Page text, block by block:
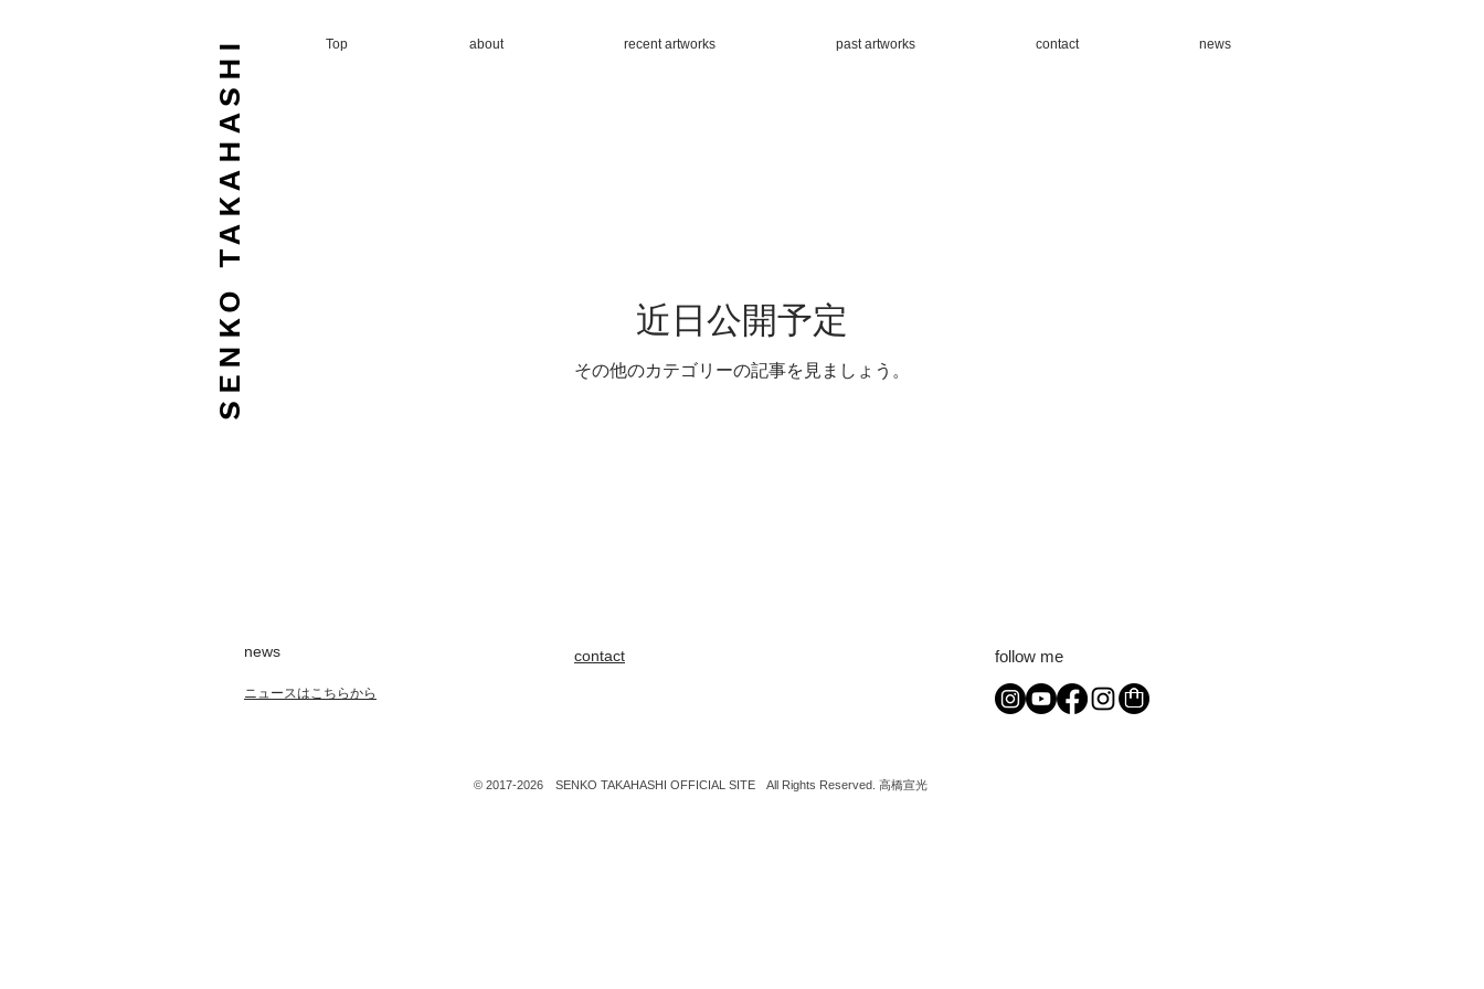
Top about recent artworks past artworks contact news
SENKO TAKAHASHI 近日公開予定
その他のカテゴリーの記事を見ましょう。
news contact
​ニュースはこちらから
follow me
© 2017-2026 SENKO TAKAHASHI OFFICIAL SITE All Rights Reserved. 高橋宣光